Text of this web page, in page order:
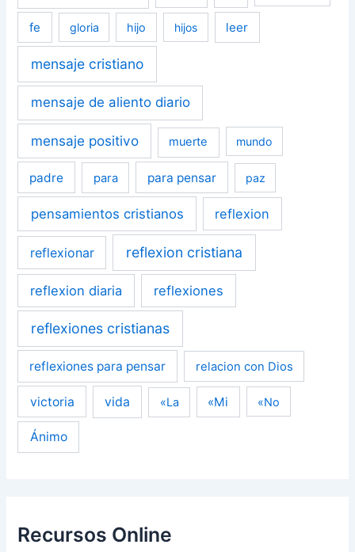
fe gloria hijo hijos leer
mensaje cristiano
mensaje de aliento diario
mensaje positivo muerte mundo
padre para para pensar paz
pensamientos cristianos reflexion
reflexionar reflexion cristiana
reflexion diaria reflexiones
reflexiones cristianas
reflexiones para pensar relacion con Dios
victoria vida «La «Mi «No
Ánimo
Recursos Online